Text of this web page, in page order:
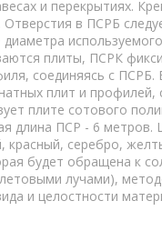
и перекрытиях.
Отверстия в ПСРБ
плиты, ПСРК
соединяясь с
плит и профилей,
плите сотового
длина ПСР - 6 метров.
красный, серебро,
будет обращена к
лучами),
и целостности